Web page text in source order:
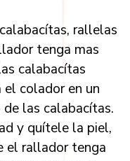
rallelas
tenga mas
calabacítas
colador en un
las calabacítas.
y quítele la piel,
el rallador tenga